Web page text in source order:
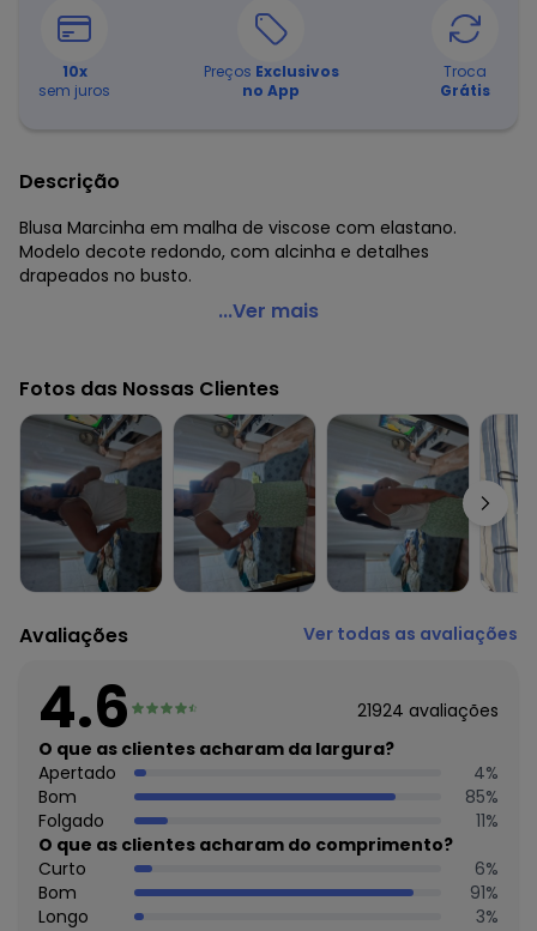
10x
sem juros
Preços Exclusivos
no App
Troca
Grátis
Descrição
Blusa Marcinha em malha de viscose com elastano.
Modelo decote redondo, com alcinha e detalhes
drapeados no busto.
Quintess - Blusa de Alça Folhagem Azul
Modelagem: Solto
Decote frente: Redondo
Complemento: Alça; pregas
Tecido: Malha
Composição: 96% viscose 4% elastano
...Ver mais
Fotos das Nossas Clientes
Avaliações Ver todas as avaliações
4.6 21924 avaliações
O que as clientes acharam da largura?
Apertado
4%
Bom
85%
Folgado
11%
O que as clientes acharam do comprimento?
Curto
6%
Bom
91%
Longo
3%